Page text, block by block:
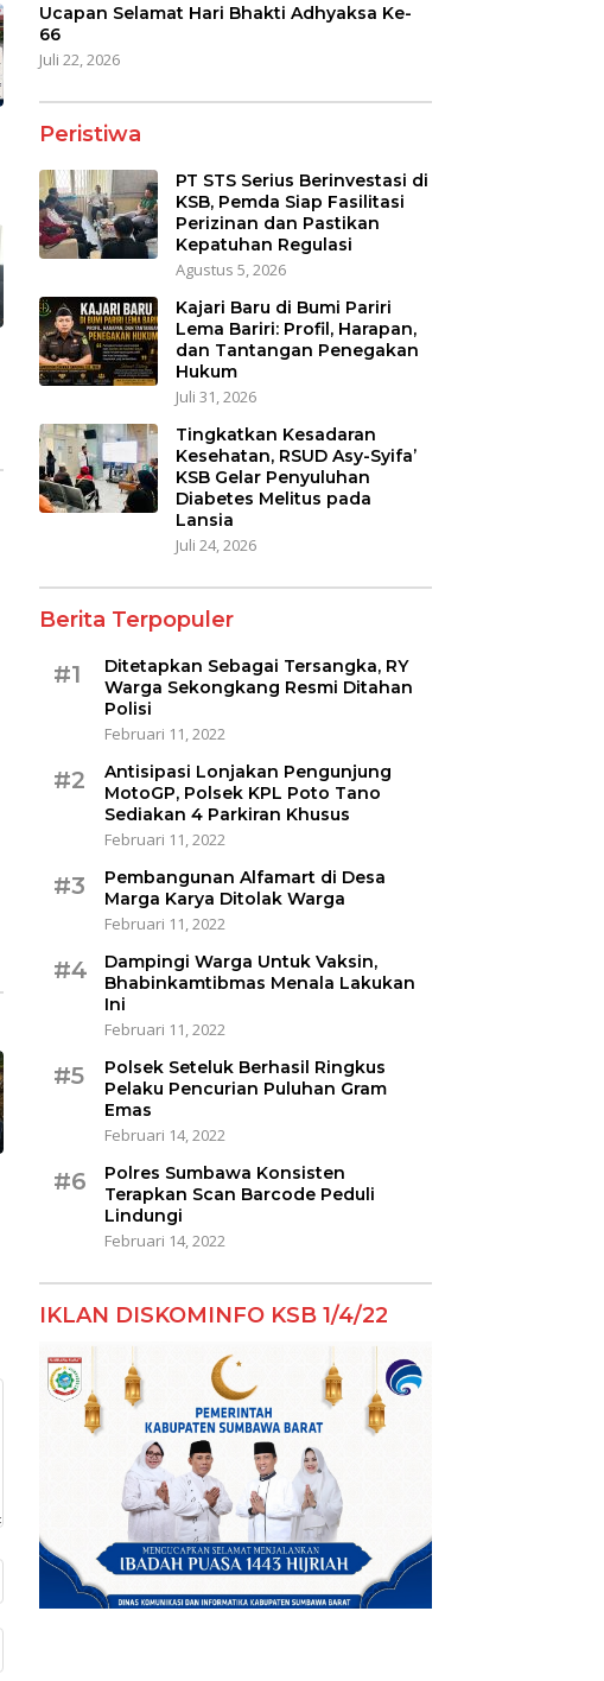
Ucapan Selamat Hari Bhakti Adhyaksa Ke-
66
Juli 22, 2026
Peristiwa
PT STS Serius Berinvestasi di
KSB, Pemda Siap Fasilitasi
Perizinan dan Pastikan
Kepatuhan Regulasi
Agustus 5, 2026
Kajari Baru di Bumi Pariri
Lema Bariri: Profil, Harapan,
dan Tantangan Penegakan
Hukum
Juli 31, 2026
Tingkatkan Kesadaran
Kesehatan, RSUD Asy-Syifa’
KSB Gelar Penyuluhan
Diabetes Melitus pada
Lansia
Juli 24, 2026
Berita Terpopuler
#1
Ditetapkan Sebagai Tersangka, RY
Warga Sekongkang Resmi Ditahan
Polisi
Februari 11, 2022
#2
Antisipasi Lonjakan Pengunjung
MotoGP, Polsek KPL Poto Tano
Sediakan 4 Parkiran Khusus
Februari 11, 2022
#3
Pembangunan Alfamart di Desa
Marga Karya Ditolak Warga
Februari 11, 2022
#4
Dampingi Warga Untuk Vaksin,
Bhabinkamtibmas Menala Lakukan
Ini
Februari 11, 2022
#5
Polsek Seteluk Berhasil Ringkus
Pelaku Pencurian Puluhan Gram
Emas
Februari 14, 2022
#6
Polres Sumbawa Konsisten
Terapkan Scan Barcode Peduli
Lindungi
Februari 14, 2022
IKLAN DISKOMINFO KSB 1/4/22